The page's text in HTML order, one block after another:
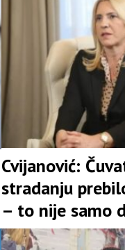
Cvijanović:
stradanju
– to nije samo
prošlosti